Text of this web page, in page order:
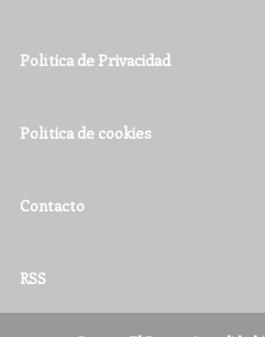
Política de Privacidad
Política de cookies
Contacto
RSS